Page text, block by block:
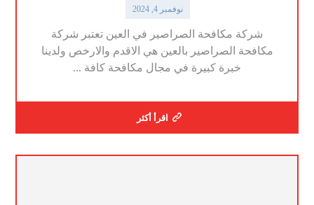
نوفمبر 4, 2024
شركة مكافحة الصراصير في العين تعتبر شركة
مكافحة الصراصير بالعين هي الاقدم والارخص ولدينا
خبرة كبيرة في مجال مكافحة كافة ...
اقرأ أكثر